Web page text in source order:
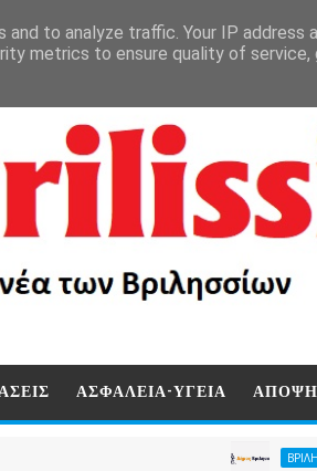
ΑΣΦΑΛΕΙΑ-ΥΓΕΙΑ ΑΠΟΨΗ
ΒΡΙΛΗΣΣΙΑ
to analyze traffic. Your IP address
metrics to ensure quality of service,